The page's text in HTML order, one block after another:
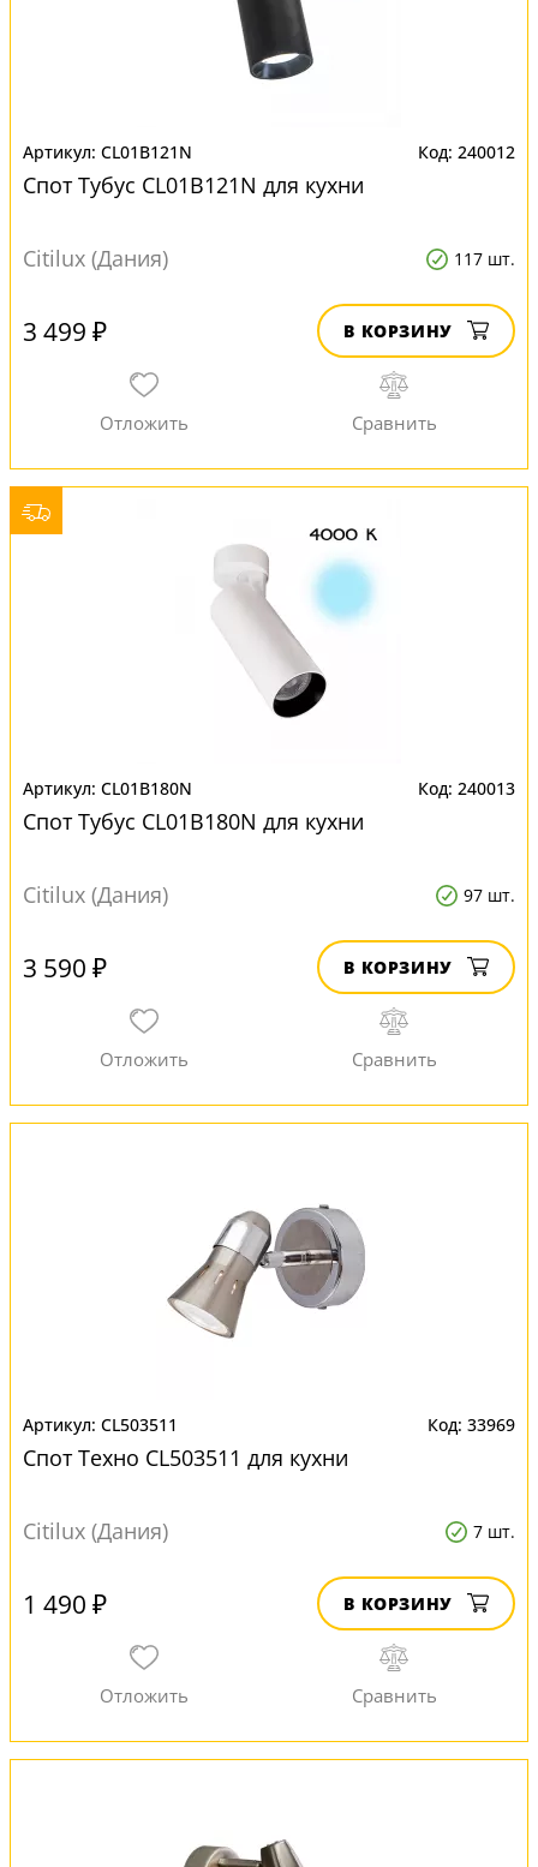
CL01B121N 240012
Спот Тубус CL01B121N для кухни
Citilux (Дания) 117 шт.
3 499 ₽ В КОРЗИНУ
CL01B180N 240013
Спот Тубус CL01B180N для кухни
Citilux (Дания) 97 шт.
3 590 ₽ В КОРЗИНУ
CL503511 33969
Спот Техно CL503511 для кухни
Citilux (Дания) 7 шт.
1 490 ₽ В КОРЗИНУ